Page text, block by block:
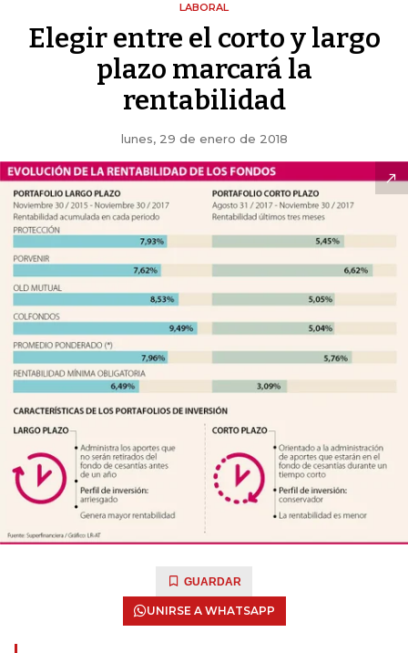
LABORAL
Elegir entre el corto y largo
plazo marcará la
rentabilidad
lunes, 29 de enero de 2018
GUARDAR
UNIRSE A WHATSAPP